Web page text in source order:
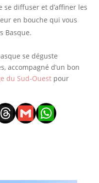
diffuser et d’affiner les
en bouche qui vous
Basque.
se déguste
accompagné d’un bon
du Sud-Ouest pour
Gmail